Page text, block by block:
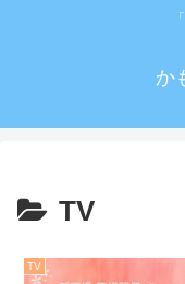
か
TV
TV